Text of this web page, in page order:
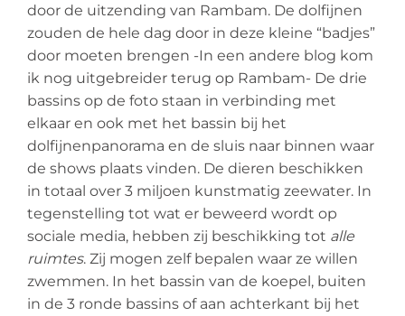
door de uitzending van Rambam. De dolfijnen
zouden de hele dag door in deze kleine “badjes”
door moeten brengen -In een andere blog kom
ik nog uitgebreider terug op Rambam- De drie
bassins op de foto staan in verbinding met
elkaar en ook met het bassin bij het
dolfijnenpanorama en de sluis naar binnen waar
de shows plaats vinden. De dieren beschikken
in totaal over 3 miljoen kunstmatig zeewater. In
tegenstelling tot wat er beweerd wordt op
sociale media, hebben zij beschikking tot alle
ruimtes. Zij mogen zelf bepalen waar ze willen
zwemmen. In het bassin van de koepel, buiten
in de 3 ronde bassins of aan achterkant bij het